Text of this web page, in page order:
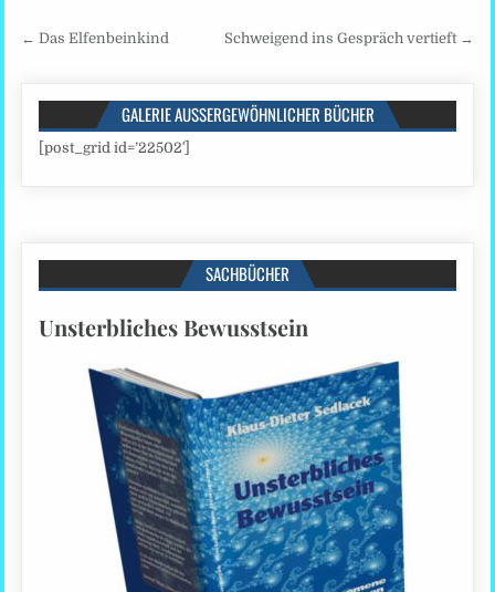
Beitragsnavigation
← Das Elfenbeinkind Schweigend ins Gespräch vertieft →
GALERIE AUSSERGEWÖHNLICHER BÜCHER
[post_grid id=’22502′]
SACHBÜCHER
Unsterbliches Bewusstsein